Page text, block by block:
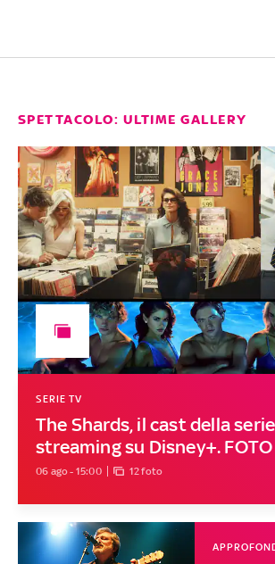
SPETTACOLO: ULTIME GALLERY
The Shards, il cast della
streaming su Disney+. FOTO
SERIE TV
06 ago - 15:00 12 foto